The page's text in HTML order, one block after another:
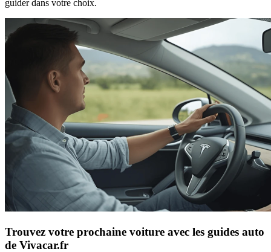
guider dans votre choix.
Trouvez votre prochaine voiture avec les guides auto
de Vivacar.fr